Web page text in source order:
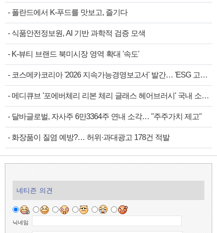
- 폴란드에서 K-푸드를 맛보고, 즐기다
- 식품안전정보원, AI 기반 과학적 검증 모색
- K-뷰티 브랜드 북미시장 영역 확대 '속도'
- 코스메카코리아 '2026 지속가능경영보고서' 발간… 'ESG 고…
- 메디큐브 '포에버체리 리본 체리 글래스 헤어브러시' 국내 소…
- 달바글로벌, 자사주 6만3364주 연내 소각… "주주가치 제고"
- 화장품이 질염 예방?… 허위·과대광고 178건 적발
네티즌 의견
닉네임